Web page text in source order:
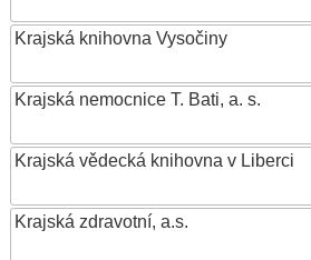
Krajská knihovna Vysočiny
Krajská nemocnice T. Bati, a. s.
Krajská vědecká knihovna v Liberci
Krajská zdravotní, a.s.